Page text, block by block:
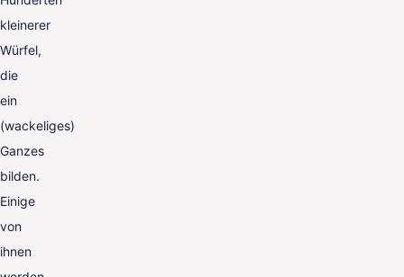
kleinerer
Würfel,
die
ein
(wackeliges)
Ganzes
bilden.
Einige
von
ihnen